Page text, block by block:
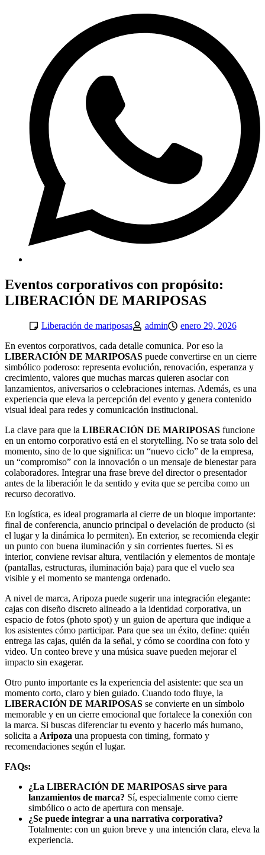
Eventos corporativos con propósito:
LIBERACIÓN DE MARIPOSAS
Liberación de mariposas admin
enero 29, 2026
En eventos corporativos, cada detalle comunica. Por eso la
LIBERACIÓN DE MARIPOSAS puede convertirse en un cierre
simbólico poderoso: representa evolución, renovación, esperanza y
crecimiento, valores que muchas marcas quieren asociar con
lanzamientos, aniversarios o celebraciones internas. Además, es una
experiencia que eleva la percepción del evento y genera contenido
visual ideal para redes y comunicación institucional.
La clave para que la LIBERACIÓN DE MARIPOSAS funcione
en un entorno corporativo está en el storytelling. No se trata solo del
momento, sino de lo que significa: un “nuevo ciclo” de la empresa,
un “compromiso” con la innovación o un mensaje de bienestar para
colaboradores. Integrar una frase breve del director o presentador
antes de la liberación le da sentido y evita que se perciba como un
recurso decorativo.
En logística, es ideal programarla al cierre de un bloque importante:
final de conferencia, anuncio principal o develación de producto (si
el lugar y la dinámica lo permiten). En exterior, se recomienda elegir
un punto con buena iluminación y sin corrientes fuertes. Si es
interior, conviene revisar altura, ventilación y elementos de montaje
(pantallas, estructuras, iluminación baja) para que el vuelo sea
visible y el momento se mantenga ordenado.
A nivel de marca, Aripoza puede sugerir una integración elegante:
cajas con diseño discreto alineado a la identidad corporativa, un
espacio de fotos (photo spot) y un guion de apertura que indique a
los asistentes cómo participar. Para que sea un éxito, define: quién
entrega las cajas, quién da la señal, y cómo se coordina con foto y
video. Un conteo breve y una música suave pueden mejorar el
impacto sin exagerar.
Otro punto importante es la experiencia del asistente: que sea un
momento corto, claro y bien guiado. Cuando todo fluye, la
LIBERACIÓN DE MARIPOSAS se convierte en un símbolo
memorable y en un cierre emocional que fortalece la conexión con
la marca. Si buscas diferenciar tu evento y hacerlo más humano,
solicita a Aripoza una propuesta con timing, formato y
recomendaciones según el lugar.
FAQs:
¿La LIBERACIÓN DE MARIPOSAS sirve para
lanzamientos de marca? Sí, especialmente como cierre
simbólico o acto de apertura con mensaje.
¿Se puede integrar a una narrativa corporativa?
Totalmente: con un guion breve y una intención clara, eleva la
experiencia.